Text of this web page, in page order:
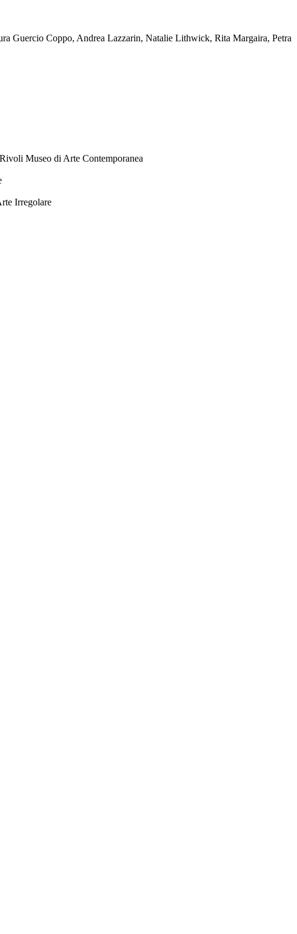
Guercio Coppo, Andrea Lazzarin, Natalie Lithwick, Rita Margaira, Petra
Museo di Arte Contemporanea
Irregolare